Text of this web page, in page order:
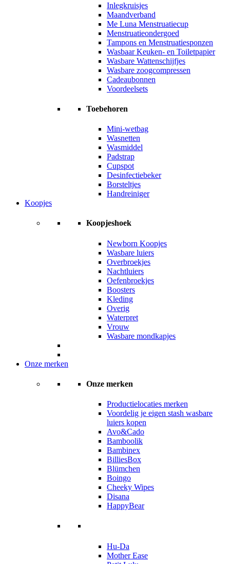
Inlegkruisjes
Maandverband
Me Luna Menstruatiecup
Menstruatieondergoed
Tampons en Menstruatiesponzen
Wasbaar Keuken- en Toiletpapier
Wasbare Wattenschijfjes
Wasbare zoogcompressen
Cadeaubonnen
Voordeelsets
Toebehoren
Mini-wetbag
Wasnetten
Wasmiddel
Padstrap
Cupspot
Desinfectiebeker
Borsteltjes
Handreiniger
Koopjes
Koopjeshoek
Newborn Koopjes
Wasbare luiers
Overbroekjes
Nachtluiers
Oefenbroekjes
Boosters
Kleding
Overig
Waterpret
Vrouw
Wasbare mondkapjes
Onze merken
Onze merken
Productielocaties merken
Voordelig je eigen stash wasbare
luiers kopen
Avo&Cado
Bamboolik
Bambinex
BilliesBox
Blümchen
Boingo
Cheeky Wipes
Disana
HappyBear
Hu-Da
Mother Ease